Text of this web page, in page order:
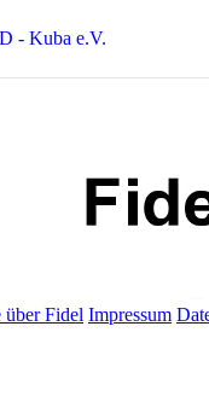
- Kuba e.V.
über Fidel Impressum